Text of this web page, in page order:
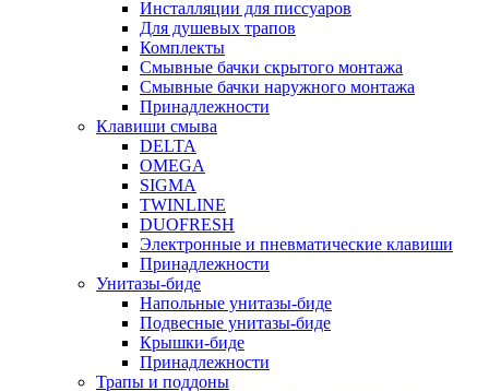
Инсталляции для писсуаров
Для душевых трапов
Комплекты
Смывные бачки скрытого монтажа
Смывные бачки наружного монтажа
Принадлежности
Клавиши смыва
DELTA
OMEGA
SIGMA
TWINLINE
DUOFRESH
Электронные и пневматические клавиши
Принадлежности
Унитазы-биде
Напольные унитазы-биде
Подвесные унитазы-биде
Крышки-биде
Принадлежности
Трапы и поддоны